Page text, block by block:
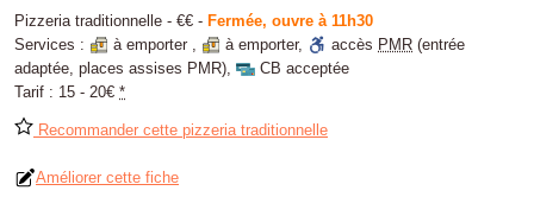
Pizzeria traditionnelle - €€ - Fermée, ouvre à 11h30
Services :
à emporter , à emporter, accès PMR (entrée
adaptée, places assises PMR),
CB acceptée
Tarif : 15 - 20€ *
Recommander cette pizzeria traditionnelle
Améliorer cette fiche